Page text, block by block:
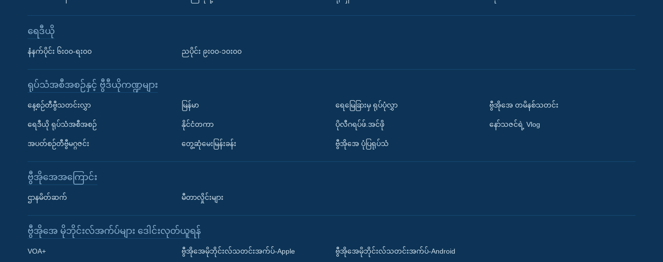
Learning English
ဗွီအိုအေ လူမှုကွန်ယက်များ
ရေဒီယို
နံနက်ပိုင်း ၆း၀၀-ရး၀၀ ညပိုင်း ၉း၀၀-၁၀း၀၀
ရုပ်သံအစီအစဉ်နှင့် ဗွီဒီယိုကဏ္ဍများ
နေ့စဉ်တီဗွီသတင်းလွှာ
ရေဒီယို ရုပ်သံအစီအစဉ်
အပတ်စဉ်တီဗွီမဂ္ဂဇင်း
မြန်မာ
နိုင်ငံတကာ
တွေ့ဆုံမေးမြန်းခန်း
ရေမြေခြားမှ ရုပ်ပုံလွှာ
ပိုလီဂရပ်ဖ်.အင်ဖို
ဗွီအိုအေ ပုံပြရုပ်သံ
ဗွီအိုအေ တမိနစ်သတင်း
နော်သဇင်ရဲ့ Vlog
ဗွီအိုအေအကြောင်း
ဌာနမိတ်ဆက် မီတာလှိုင်းများ
ဗွီအိုအေ မိုဘိုင်းလ်အက်ပ်များ ဒေါင်းလုတ်ယူရန်
VOA+ ဗွီအိုအေမိုဘိုင်းလ်သတင်းအက်ပ်-Apple ဗွီအိုအေမိုဘိုင်းလ်သတင်းအက်ပ်-Android